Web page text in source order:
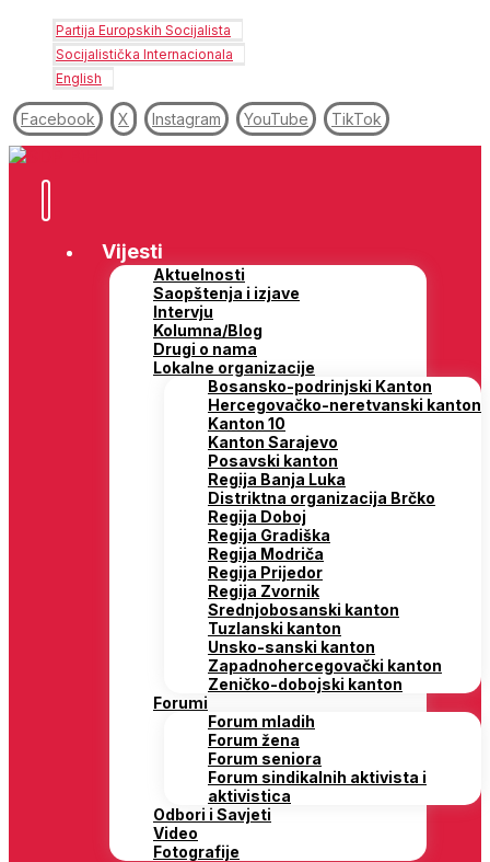
Partija Europskih Socijalista
Socijalistička Internacionala
English
Facebook X Instagram YouTube TikTok
Vijesti
Aktuelnosti
Saopštenja i izjave
Intervju
Kolumna/Blog
Drugi o nama
Lokalne organizacije
Bosansko-podrinjski Kanton
Hercegovačko-neretvanski kanton
Kanton 10
Kanton Sarajevo
Posavski kanton
Regija Banja Luka
Distriktna organizacija Brčko
Regija Doboj
Regija Gradiška
Regija Modriča
Regija Prijedor
Regija Zvornik
Srednjobosanski kanton
Tuzlanski kanton
Unsko-sanski kanton
Zapadnohercegovački kanton
Zeničko-dobojski kanton
Forumi
Forum mladih
Forum žena
Forum seniora
Forum sindikalnih aktivista i
aktivistica
Odbori i Savjeti
Video
Fotografije